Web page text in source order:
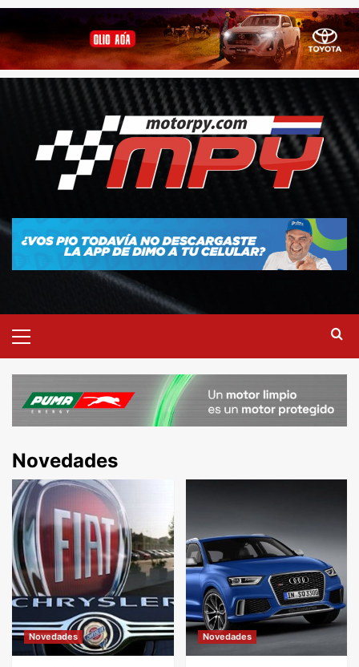
Novedades
Novedades Novedades